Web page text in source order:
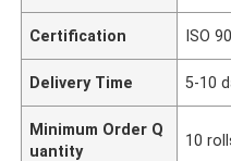
Certification ISO
Delivery Time 5-10
Minimum Order Q
uantity
10